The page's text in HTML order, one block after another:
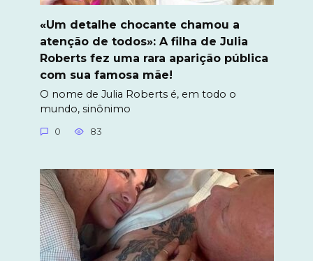
«Um detalhe chocante chamou a
atenção de todos»: A filha de Julia
Roberts fez uma rara aparição pública
com sua famosa mãe!
O nome de Julia Roberts é, em todo o
mundo, sinônimo
0 83